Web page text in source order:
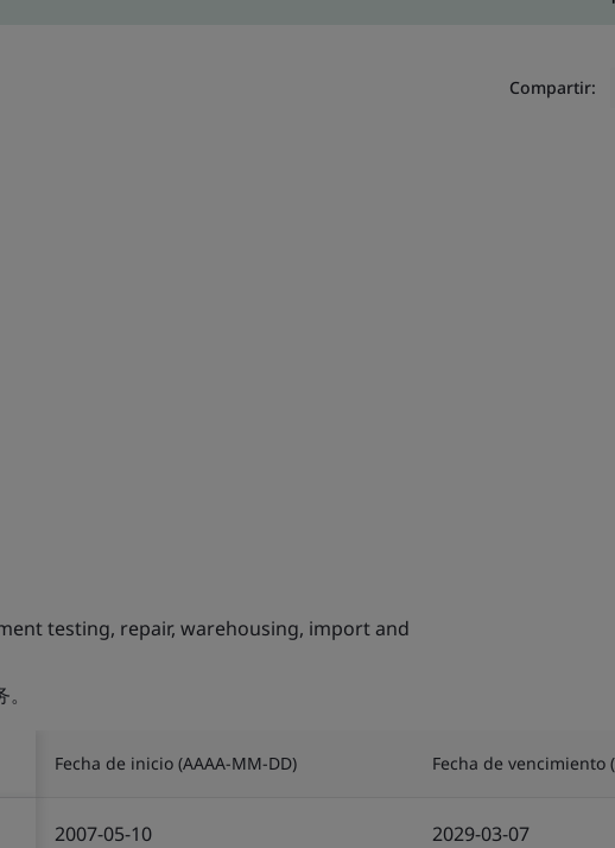
Compartir:
testing, repair, warehousing, import and
Fecha de inicio (AAAA-MM-DD) Fecha de vencimiento
2007-05-10 2029-03-07